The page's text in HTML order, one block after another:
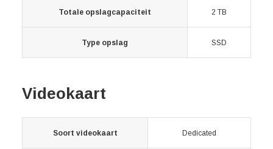
Totale opslagcapaciteit 2 TB
Type opslag SSD
Videokaart
Soort videokaart Dedicated